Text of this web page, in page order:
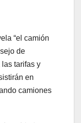
“el camión
de
tarifas y
en
camiones